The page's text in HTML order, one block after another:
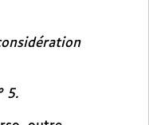
5.